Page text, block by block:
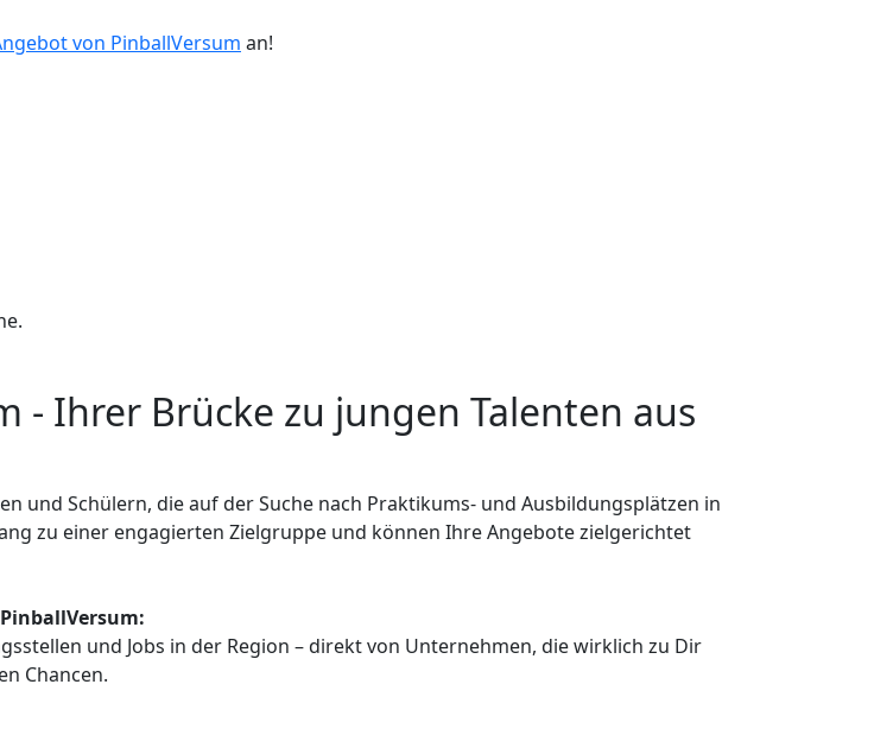
von PinballVersum an!
- Ihrer Brücke zu jungen Talenten aus
und Schülern, die auf der Suche nach Praktikums- und Ausbildungsplätzen in
zu einer engagierten Zielgruppe und können Ihre Angebote zielgerichtet
und Jobs in der Region – direkt von Unternehmen, die wirklich zu Dir
Chancen.